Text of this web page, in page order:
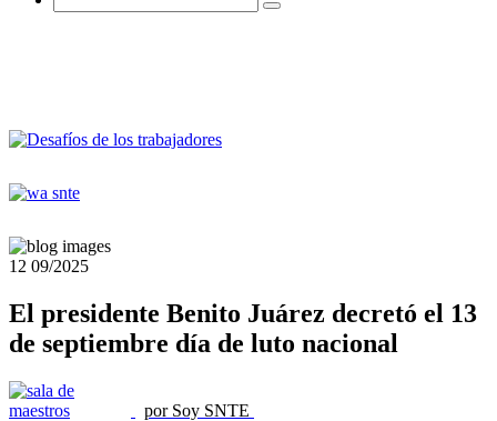
12 09/2025
El presidente Benito Juárez decretó el 13
de septiembre día de luto nacional
por Soy SNTE